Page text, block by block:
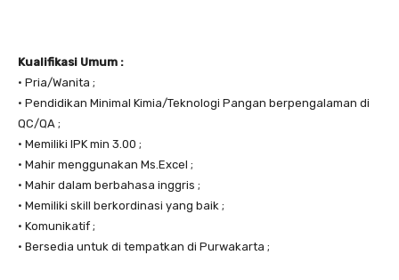
Kualifikasi Umum :
• Pria/Wanita ;
• Pendidikan Minimal Kimia/Teknologi Pangan berpengalaman di
QC/QA ;
• Memiliki IPK min 3.00 ;
• Mahir menggunakan Ms.Excel ;
• Mahir dalam berbahasa inggris ;
• Memiliki skill berkordinasi yang baik ;
• Komunikatif ;
• Bersedia untuk di tempatkan di Purwakarta ;